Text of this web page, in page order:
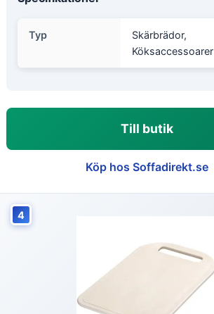
Typ
Skärbrädor,
Köksaccessoarer
Till butik
Köp hos Soffadirekt.se
4